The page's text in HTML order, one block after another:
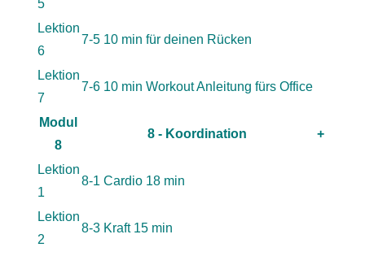
5
Lektion
6
7-5 10 min für deinen Rücken
Lektion
7
7-6 10 min Workout Anleitung fürs Office
Modul
8
8 - Koordination +
Lektion
1
8-1 Cardio 18 min
Lektion
2
8-3 Kraft 15 min